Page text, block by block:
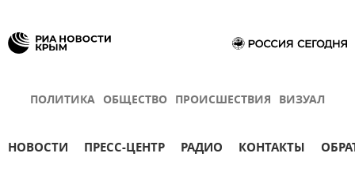
ПОЛИТИКА ОБЩЕСТВО ПРОИСШЕСТВИЯ ВИЗУАЛ
НОВОСТИ ПРЕСС-ЦЕНТР РАДИО КОНТАКТЫ